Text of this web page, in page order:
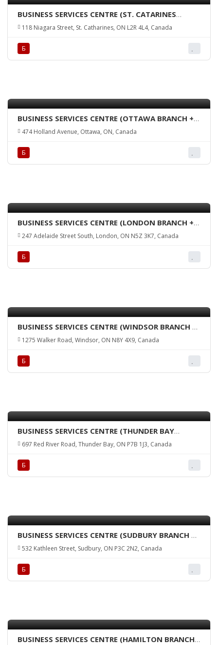
BUSINESS SERVICES CENTRE (ST. CATARINES
BRANCH + ATM)
118 Niagara Street, St. Catharines, ON L2R 4L4, Canada
Б
BUSINESS SERVICES CENTRE (OTTAWA BRANCH +
ATM)
474 Holland Avenue, Ottawa, ON, Canada
Б
BUSINESS SERVICES CENTRE (LONDON BRANCH +
ATM)
247 Adelaide Street South, London, ON N5Z 3K7, Canada
Б
BUSINESS SERVICES CENTRE (WINDSOR BRANCH +
ATM)
1275 Walker Road, Windsor, ON N8Y 4X9, Canada
Б
BUSINESS SERVICES CENTRE (THUNDER BAY
BRANCH + ATM)
697 Red River Road, Thunder Bay, ON P7B 1J3, Canada
Б
BUSINESS SERVICES CENTRE (SUDBURY BRANCH +
ATM)
532 Kathleen Street, Sudbury, ON P3C 2N2, Canada
Б
BUSINESS SERVICES CENTRE (HAMILTON BRANCH